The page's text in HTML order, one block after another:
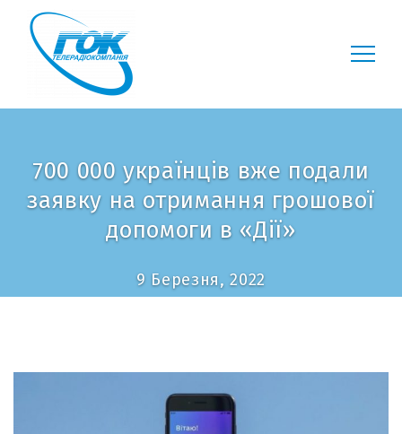
700 000 українців вже подали
заявку на отримання грошової
допомоги в «Дії»
9 Березня, 2022